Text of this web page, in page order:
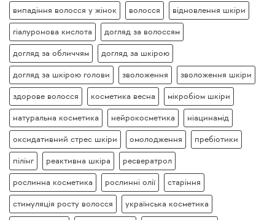
випадіння волосся у жінок волосся відновлення шкіри
гіалуронова кислота догляд за волоссям
догляд за обличчям догляд за шкірою
догляд за шкірою голови зволоження зволоження шкіри
здорове волосся косметика весна мікробіом шкіри
натуральна косметика нейрокосметика ніацинамід
оксидативний стрес шкіри омолодження пребіотики
пілінг реактивна шкіра ресвератрол
рослинна косметика рослинні олії старіння
стимуляція росту волосся українська косметика